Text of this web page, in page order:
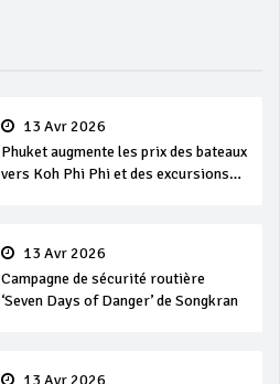
13 Avr 2026
Phuket augmente les prix des bateaux
vers Koh Phi Phi et des excursions
13 Avr 2026
Campagne de sécurité routière
‘Seven Days of Danger’ de Songkran
13 Avr 2026